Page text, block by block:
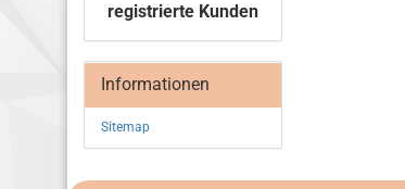
registrierte Kunden
Informationen
Sitemap